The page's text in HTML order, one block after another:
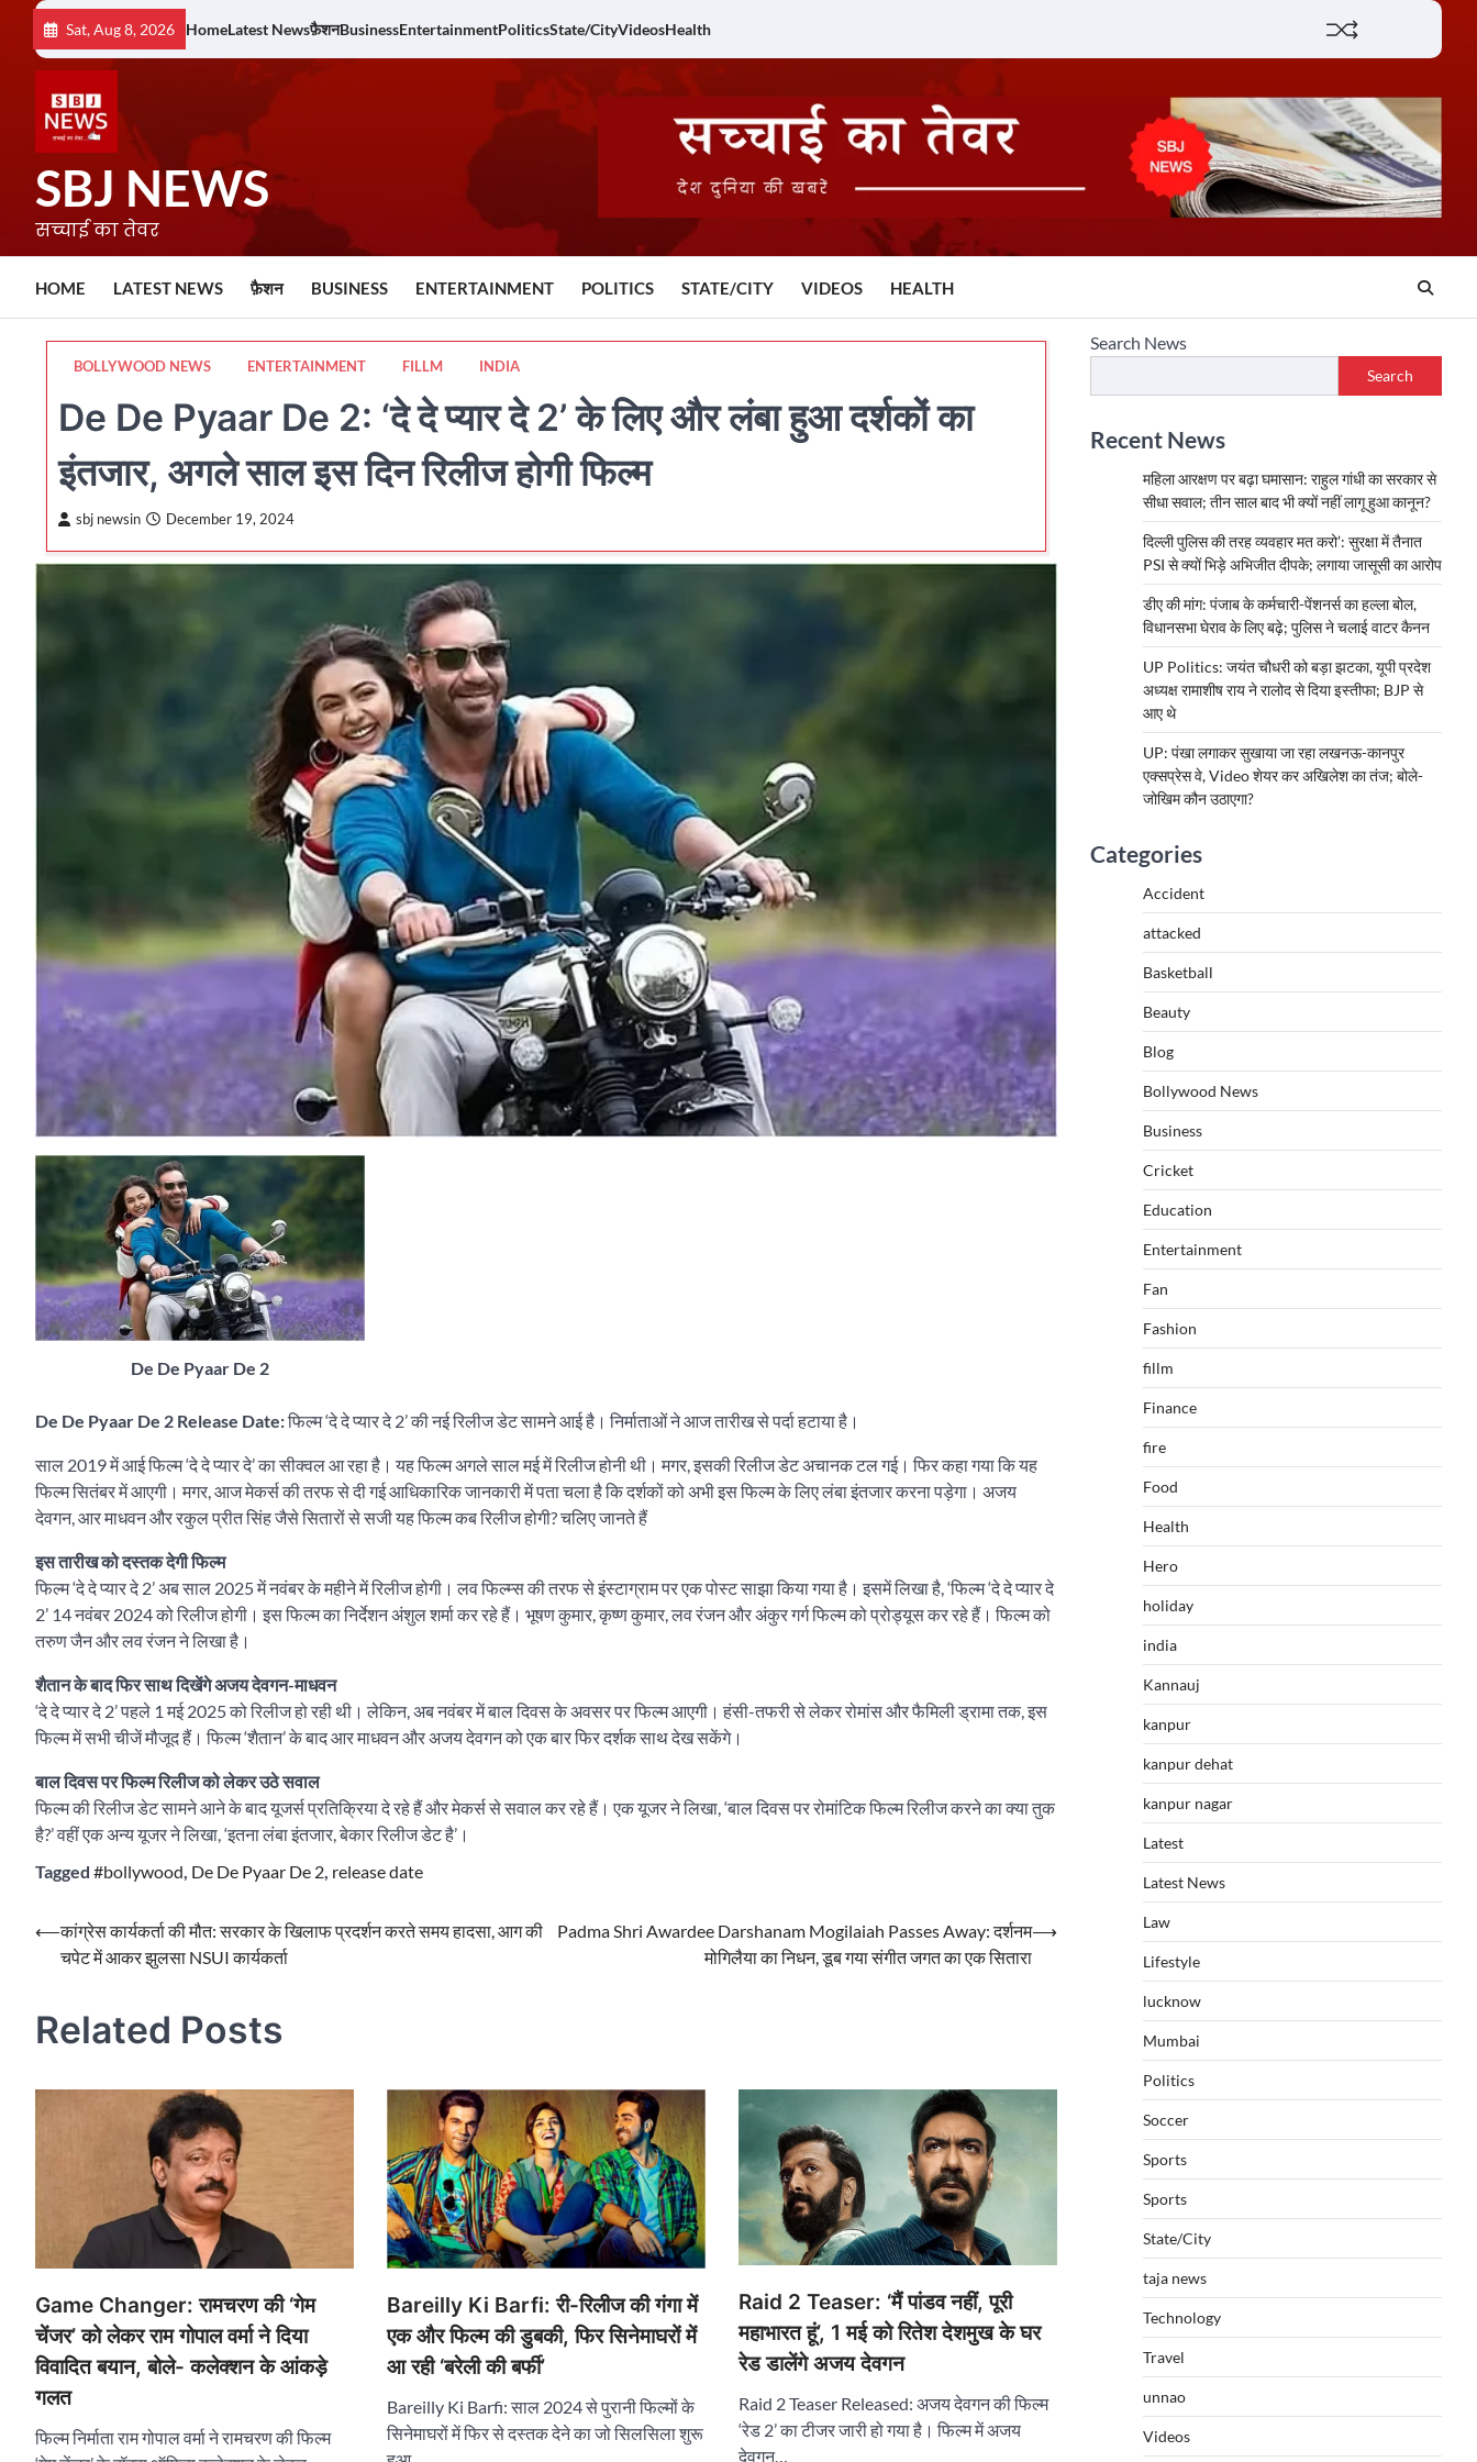
content
Sat, Aug 8, 2026 HomeLatest Newsफ़ैशनBusinessEntertainmentPoliticsState/CityVideosHealth
SBJ NEWS
सच्चाई का तेवर
HOME LATEST NEWS फ़ैशन BUSINESS ENTERTAINMENT POLITICS STATE/CITY VIDEOS HEALTH
BOLLYWOOD NEWS ENTERTAINMENT FILLM INDIA
De De Pyaar De 2: ‘दे दे प्यार दे 2’ के लिए और लंबा हुआ दर्शकों का
इंतजार, अगले साल इस दिन रिलीज होगी फिल्म
sbj newsin December 19, 2024
De De Pyaar De 2
De De Pyaar De 2 Release Date:फिल्म ‘दे दे प्यार दे 2’ की नई रिलीज डेट सामने आई है। निर्माताओं ने आज तारीख से पर्दा हटाया है।
साल 2019 में आई फिल्म ‘दे दे प्यार दे’ का सीक्वल आ रहा है। यह फिल्म अगले साल मई में रिलीज होनी थी। मगर, इसकी रिलीज डेट अचानक टल गई। फिर कहा गया कि यह
फिल्म सितंबर में आएगी। मगर, आज मेकर्स की तरफ से दी गई आधिकारिक जानकारी में पता चला है कि दर्शकों को अभी इस फिल्म के लिए लंबा इंतजार करना पड़ेगा। अजय
देवगन, आर माधवन और रकुल प्रीत सिंह जैसे सितारों से सजी यह फिल्म कब रिलीज होगी? चलिए जानते हैं
इस तारीख को दस्तक देगी फिल्म
फिल्म ‘दे दे प्यार दे 2’ अब साल 2025 में नवंबर के महीने में रिलीज होगी। लव फिल्म्स की तरफ से इंस्टाग्राम पर एक पोस्ट साझा किया गया है। इसमें लिखा है, ‘फिल्म ‘दे दे प्यार दे
2’ 14 नवंबर 2024 को रिलीज होगी। इस फिल्म का निर्देशन अंशुल शर्मा कर रहे हैं। भूषण कुमार, कृष्ण कुमार, लव रंजन और अंकुर गर्ग फिल्म को प्रोड्यूस कर रहे हैं। फिल्म को
तरुण जैन और लव रंजन ने लिखा है।
शैतान के बाद फिर साथ दिखेंगे अजय देवगन-माधवन
‘दे दे प्यार दे 2’ पहले 1 मई 2025 को रिलीज हो रही थी। लेकिन, अब नवंबर में बाल दिवस के अवसर पर फिल्म आएगी। हंसी-तफरी से लेकर रोमांस और फैमिली ड्रामा तक, इस
फिल्म में सभी चीजें मौजूद हैं। फिल्म ‘शैतान’ के बाद आर माधवन और अजय देवगन को एक बार फिर दर्शक साथ देख सकेंगे।
बाल दिवस पर फिल्म रिलीज को लेकर उठे सवाल
फिल्म की रिलीज डेट सामने आने के बाद यूजर्स प्रतिक्रिया दे रहे हैं और मेकर्स से सवाल कर रहे हैं। एक यूजर ने लिखा, ‘बाल दिवस पर रोमांटिक फिल्म रिलीज करने का क्या तुक
है?’ वहीं एक अन्य यूजर ने लिखा, ‘इतना लंबा इंतजार, बेकार रिलीज डेट है’।
Tagged #bollywood, De De Pyaar De 2, release date
Post
navigation
⟵कांग्रेस कार्यकर्ता की मौत: सरकार के खिलाफ प्रदर्शन करते समय हादसा, आग की
चपेट में आकर झुलसा NSUI कार्यकर्ता
Padma Shri Awardee Darshanam Mogilaiah Passes Away: दर्शनम
मोगिलैया का निधन, डूब गया संगीत जगत का एक सितारा
⟶
Related Posts
Game Changer: रामचरण की ‘गेम
चेंजर’ को लेकर राम गोपाल वर्मा ने दिया
विवादित बयान, बोले- कलेक्शन के आंकड़े
गलत
फिल्म निर्माता राम गोपाल वर्मा ने रामचरण की फिल्म
Bareilly Ki Barfi: री-रिलीज की गंगा में
एक और फिल्म की डुबकी, फिर सिनेमाघरों में
आ रही ‘बरेली की बर्फी’
Bareilly Ki Barfi: साल 2024 से पुरानी फिल्मों के
सिनेमाघरों में फिर से दस्तक देने का जो सिलसिला शुरू
Raid 2 Teaser: ‘मैं पांडव नहीं, पूरी
महाभारत हूं’, 1 मई को रितेश देशमुख के घर
रेड डालेंगे अजय देवगन
Raid 2 Teaser Released: अजय देवगन की फिल्म
‘रेड 2’ का टीजर जारी हो गया है। फिल्म में अजय
देवगन…
Search News
Search
Recent News
महिला आरक्षण पर बढ़ा घमासान: राहुल गांधी का सरकार से
सीधा सवाल; तीन साल बाद भी क्यों नहीं लागू हुआ कानून?
दिल्ली पुलिस की तरह व्यवहार मत करो’: सुरक्षा में तैनात
PSI से क्यों भिड़े अभिजीत दीपके; लगाया जासूसी का आरोप
डीए की मांग: पंजाब के कर्मचारी-पेंशनर्स का हल्ला बोल,
विधानसभा घेराव के लिए बढ़े; पुलिस ने चलाई वाटर कैनन
UP Politics: जयंत चौधरी को बड़ा झटका, यूपी प्रदेश
अध्यक्ष रामाशीष राय ने रालोद से दिया इस्तीफा; BJP से
आए थे
UP: पंखा लगाकर सुखाया जा रहा लखनऊ-कानपुर
एक्सप्रेस वे, Video शेयर कर अखिलेश का तंज; बोले-
जोखिम कौन उठाएगा?
Categories
Accident
attacked
Basketball
Beauty
Blog
Bollywood News
Business
Cricket
Education
Entertainment
Fan
Fashion
fillm
Finance
fire
Food
Health
Hero
holiday
india
Kannauj
kanpur
kanpur dehat
kanpur nagar
Latest
Latest News
Law
Lifestyle
lucknow
Mumbai
Politics
Soccer
Sports
Sports
State/City
taja news
Technology
Travel
unnao
Videos